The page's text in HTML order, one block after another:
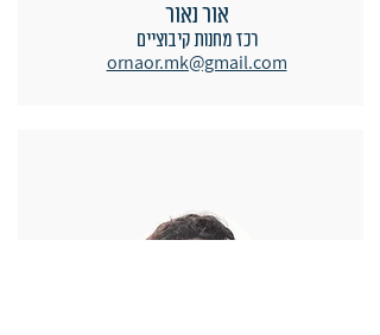
ornaor.mk@gmail.com
רכז מחנות קיבוציים
אור נאור